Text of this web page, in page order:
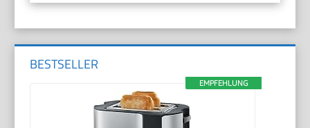
BESTSELLER
EMPFEHLUNG